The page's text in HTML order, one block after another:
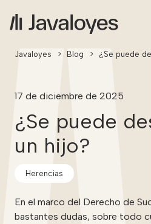
Javaloyes > Blog > ¿Se puede
17 de diciembre de 2025
¿Se puede
un hijo?
Herencias
En el marco del Derecho de
bastantes dudas, sobre todo